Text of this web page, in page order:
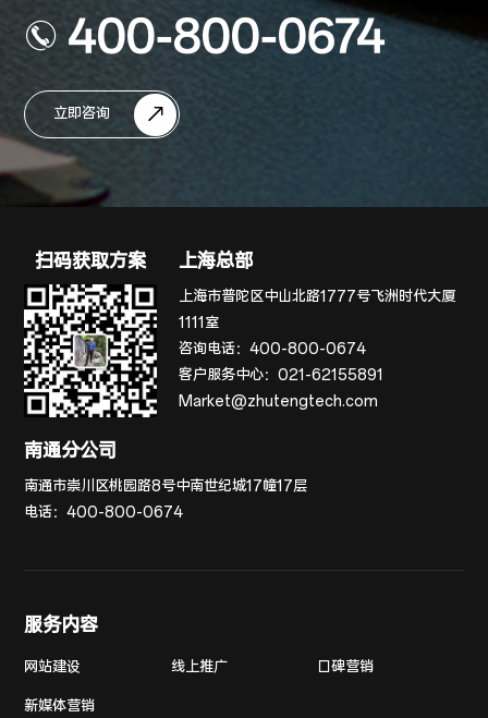
400-800-0674
立即咨询
扫码获取方案 上海总部
上海市普陀区中山北路1777号飞洲时代大厦
1111室
咨询电话：400-800-0674
客户服务中心：021-62155891
Market@zhutengtech.com
南通分公司
南通市崇川区桃园路8号中南世纪城17幢17层
电话：400-800-0674
服务内容
网站建设 线上推广 口碑营销
新媒体营销